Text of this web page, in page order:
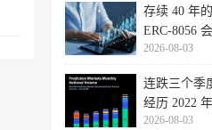
存续 40 年
ERC-8056
2026-08-03
连跌三个季
经历 2022
潮
2026-08-03